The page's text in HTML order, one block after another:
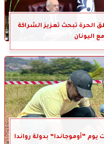
الحرة تبحث تعزيز الشراكة
اليونان
“أوموجاندا” بدولة رواندا